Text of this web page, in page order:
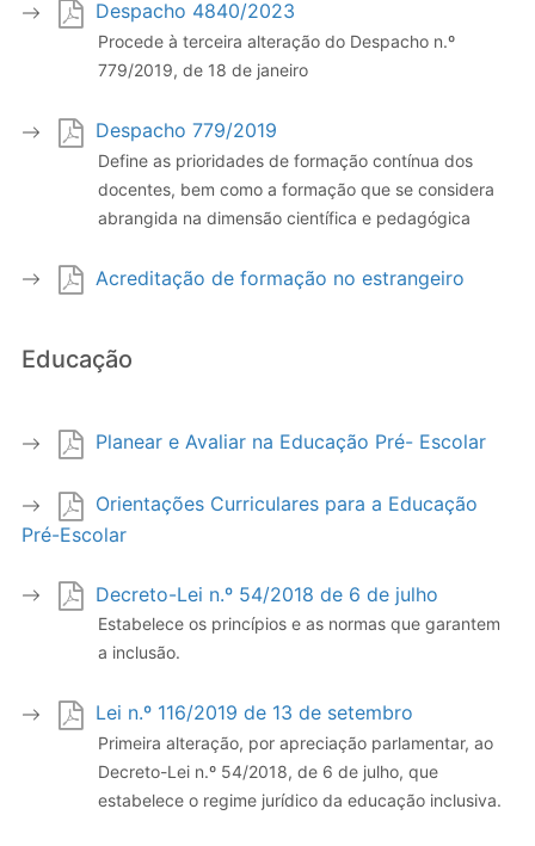
Despacho 4840/2023
Procede à terceira alteração do Despacho n.º
779/2019, de 18 de janeiro
Despacho 779/2019
Define as prioridades de formação contínua dos
docentes, bem como a formação que se considera
abrangida na dimensão científica e pedagógica
Acreditação de formação no estrangeiro
Educação
Planear e Avaliar na Educação Pré- Escolar
Orientações Curriculares para a Educação
Pré-Escolar
Decreto-Lei n.º 54/2018 de 6 de julho
Estabelece os princípios e as normas que garantem
a inclusão.
Lei n.º 116/2019 de 13 de setembro
Primeira alteração, por apreciação parlamentar, ao
Decreto-Lei n.º 54/2018, de 6 de julho, que
estabelece o regime jurídico da educação inclusiva.